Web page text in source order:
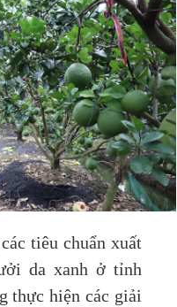
tiêu chuẩn xuất
da xanh ở tỉnh
thực hiện các giải